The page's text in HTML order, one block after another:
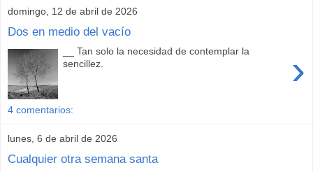
domingo, 12 de abril de 2026
Dos en medio del vacío
›
__ Tan solo la necesidad de contemplar la
sencillez.
4 comentarios:
lunes, 6 de abril de 2026
Cualquier otra semana santa